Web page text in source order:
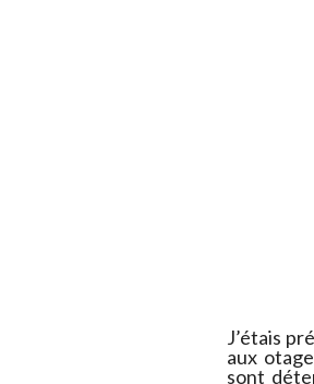
J’étais
aux
sont